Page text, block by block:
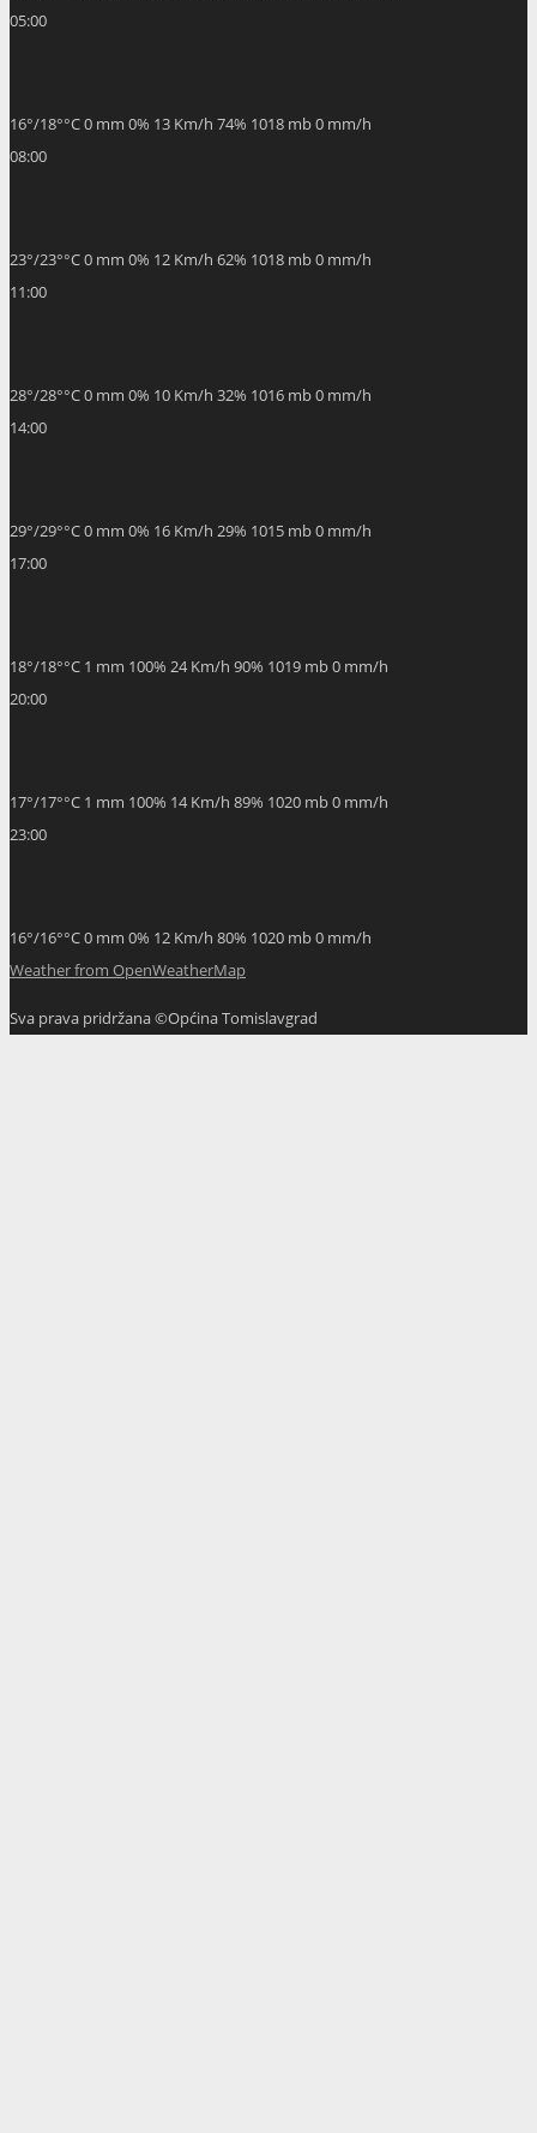
05:00
16°/18°°C0 mm 0% 13 Km/h 74% 1018 mb0 mm/h
08:00
23°/23°°C0 mm 0% 12 Km/h 62% 1018 mb0 mm/h
11:00
28°/28°°C0 mm 0% 10 Km/h 32% 1016 mb0 mm/h
14:00
29°/29°°C0 mm 0% 16 Km/h 29% 1015 mb0 mm/h
17:00
18°/18°°C 1 mm 100% 24 Km/h 90% 1019 mb0 mm/h
20:00
17°/17°°C 1 mm 100% 14 Km/h 89% 1020 mb0 mm/h
23:00
16°/16°°C0 mm 0% 12 Km/h 80% 1020 mb0 mm/h
Weather from OpenWeatherMap
Sva prava pridržana ©Općina Tomislavgrad